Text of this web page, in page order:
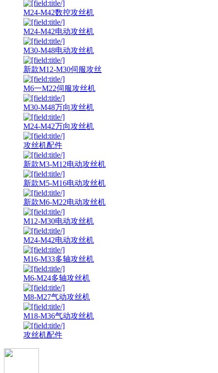
M24-M42数控攻丝机
M24-M42电动攻丝机
M30-M48电动攻丝机
新款M12-M30伺服攻丝
M6一M22伺服攻丝机
M30-M48万向攻丝机
M24-M42万向攻丝机
攻丝机配件
新款M3-M12电动攻丝机
新款M5-M16电动攻丝机
新款M6-M22电动攻丝机
M12-M30电动攻丝机
M24-M42电动攻丝机
M16-M33多轴攻丝机
M6-M24多轴攻丝机
M8-M27气动攻丝机
M18-M36气动攻丝机
攻丝机配件